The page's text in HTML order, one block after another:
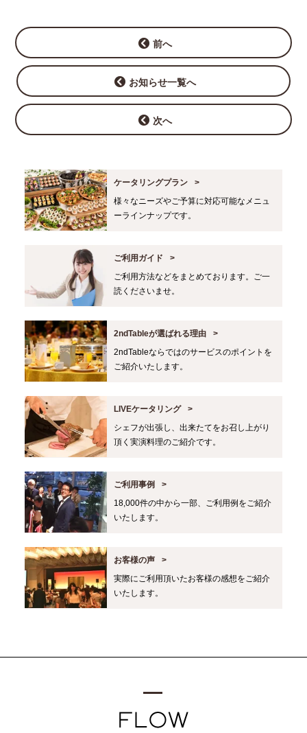
前へ
お知らせ一覧へ
次へ
ケータリングプラン
様々なニーズやご予算に対応可能なメニュ
ーラインナップです。
ご利用ガイド
ご利用方法などをまとめております。ご一
読くださいませ。
2ndTableが選ばれる理由
2ndTableならではのサービスのポイントを
ご紹介いたします。
LIVEケータリング
シェフが出張し、出来たてをお召し上がり
頂く実演料理のご紹介です。
ご利用事例
18,000件の中から一部、ご利用例をご紹介
いたします。
お客様の声
実際にご利用頂いたお客様の感想をご紹介
いたします。